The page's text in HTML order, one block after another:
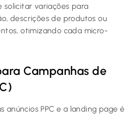
solicitar variações para
descrições de produtos ou
otimizando cada micro-
Campanhas de
anúncios PPC e a landing page é